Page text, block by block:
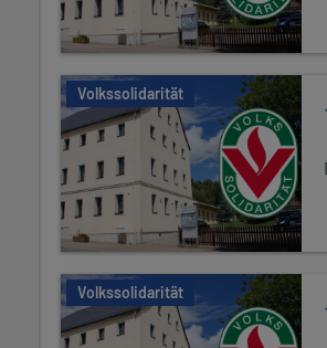
Volkssolidarität
Volkssolidarität